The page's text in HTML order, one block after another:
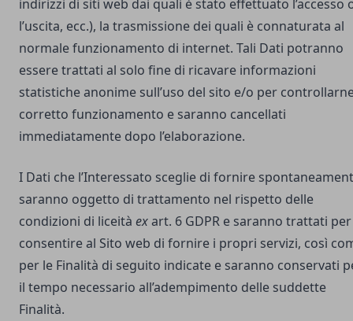
indirizzi di siti web dai quali è stato effettuato l’accesso
l’uscita, ecc.), la trasmissione dei quali è connaturata al
normale funzionamento di internet. Tali Dati potranno
essere trattati al solo fine di ricavare informazioni
statistiche anonime sull’uso del sito e/o per
corretto funzionamento e saranno cancellati
immediatamente dopo l’elaborazione.
I Dati che l’Interessato sceglie di fornire
saranno oggetto di trattamento nel rispetto delle
condizioni di liceità exart. 6 GDPR e saranno trattati per
consentire al Sito web di fornire i propri servizi, così
per le Finalità di seguito indicate e saranno conservati
il tempo necessario all’adempimento delle suddette
Finalità.